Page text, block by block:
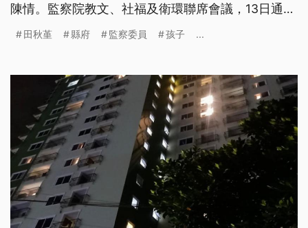
陳情。監察院教文、社福及衛環聯席會議，13日通過
失，縣府未確實懲處老師、督導不周，提案糾正，而
田秋堇 縣府 監察委員 孩子 ...